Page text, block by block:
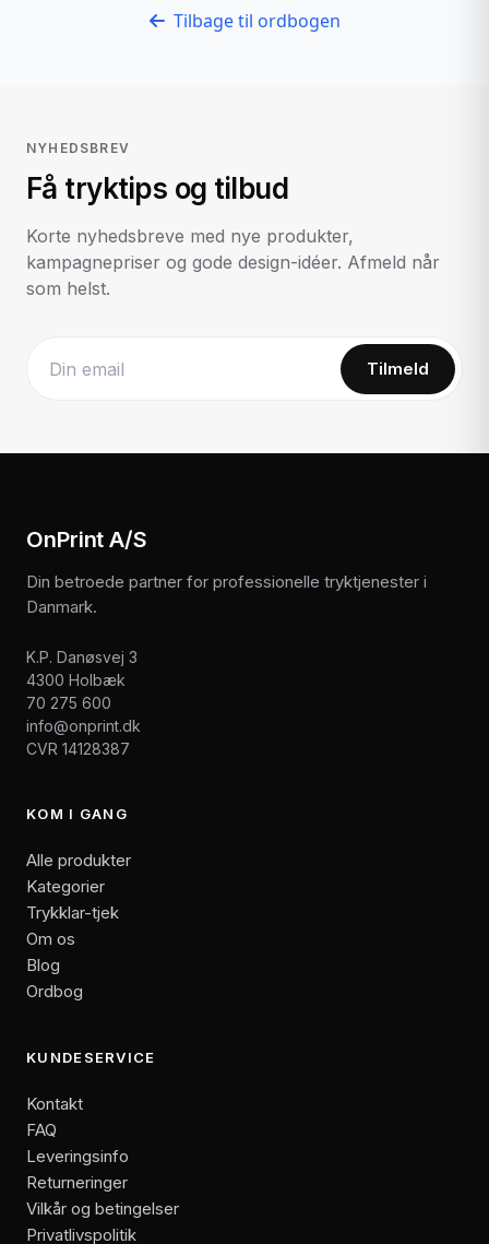
Tilbage til ordbogen
NYHEDSBREV
Få tryktips og tilbud
Korte nyhedsbreve med nye produkter,
kampagnepriser og gode design-idéer. Afmeld når
som helst.
Tilmeld
OnPrint A/S
Din betroede partner for professionelle tryktjenester i
Danmark.
K.P. Danøsvej 3
4300 Holbæk
70 275 600
info@onprint.dk
CVR 14128387
KOM I GANG
Alle produkter
Kategorier
Trykklar-tjek
Om os
Blog
Ordbog
KUNDESERVICE
Kontakt
FAQ
Leveringsinfo
Returneringer
Vilkår og betingelser
Privatlivspolitik